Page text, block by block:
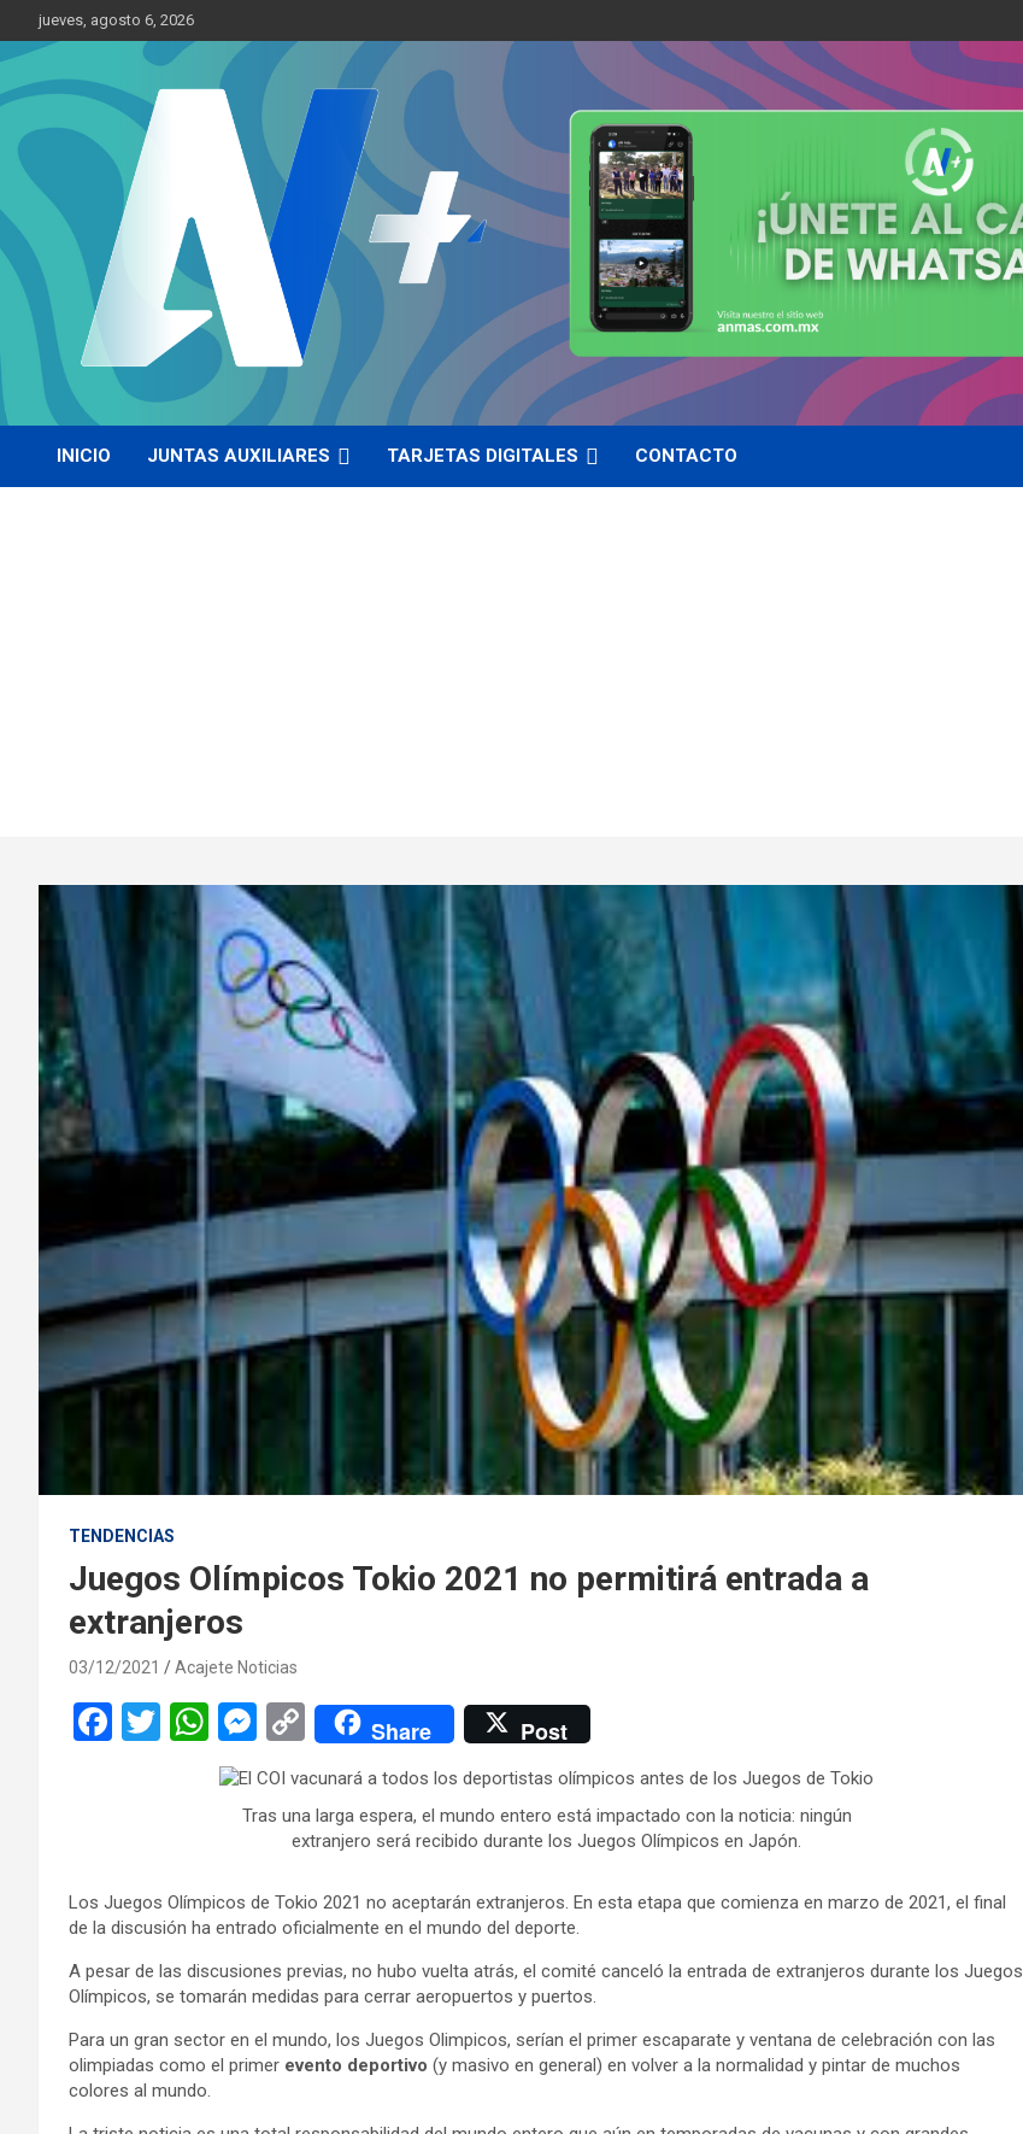
to
content
jueves, agosto 6, 2026
AN Más
Más cerca de ti
INICIO JUNTAS AUXILIARES TARJETAS DIGITALES CONTACTO
TENDENCIAS
Juegos Olímpicos Tokio 2021 no permitirá entrada a
extranjeros
03/12/2021 Acajete Noticias
F
o
T
W
h
at
p
M
es
se
n
er
C
py
Li
k
Share Post
Tras una larga espera, el mundo entero está impactado con la noticia: ningún
extranjero será recibido durante los Juegos Olímpicos en Japón.
Los Juegos Olímpicos de Tokio 2021 no aceptarán extranjeros. En esta etapa que comienza en marzo de 2021, el final
de la discusión ha entrado oficialmente en el mundo del deporte.
A pesar de las discusiones previas, no hubo vuelta atrás, el comité canceló la entrada de extranjeros durante los Juegos
Olímpicos, se tomarán medidas para cerrar aeropuertos y puertos.
Para un gran sector en el mundo, los Juegos Olimpicos, serían el primer escaparate y ventana de celebración con las
olimpiadas como el primer evento deportivo (y masivo en general) en volver a la normalidad y pintar de muchos
colores al mundo.